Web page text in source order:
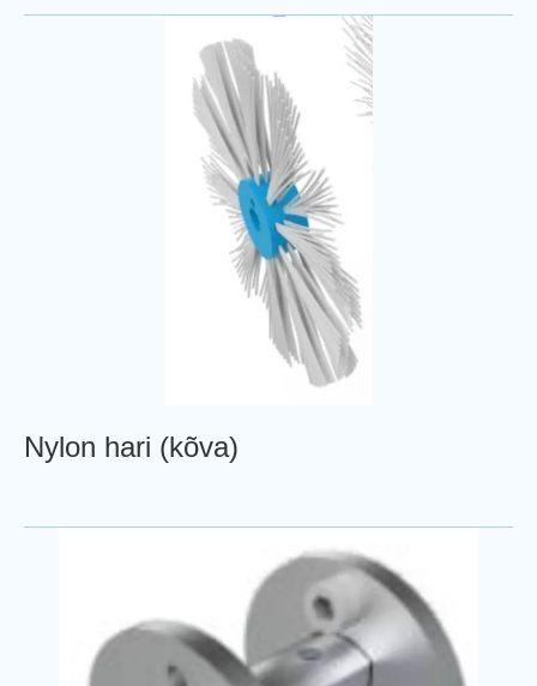
Nylon hari (kõva)